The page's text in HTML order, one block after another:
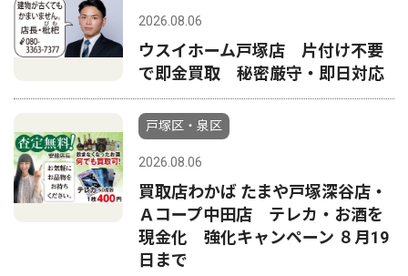
2026.08.06
ウスイホーム戸塚店 片付け不要
で即金買取 秘密厳守・即日対応
戸塚区・泉区
2026.08.06
買取店わかば たまや戸塚深谷店・
Ａコープ中田店 テレカ・お酒を
現金化 強化キャンペーン ８月19
日まで